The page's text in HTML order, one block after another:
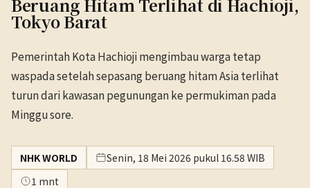
Beruang Hitam Terlihat di Hachioji,
Tokyo Barat
Pemerintah Kota Hachioji mengimbau warga tetap
waspada setelah sepasang beruang hitam Asia terlihat
turun dari kawasan pegunungan ke permukiman pada
Minggu sore.
NHK WORLD
Senin, 18 Mei 2026 pukul 16.58 WIB
1 mnt